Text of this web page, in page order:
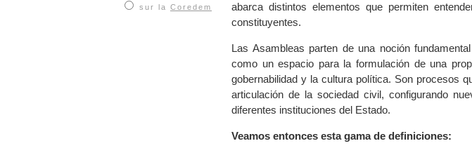
sur la Coredem
abarca distintos elementos que permiten
constituyentes.
Las Asambleas parten de una noción
como un espacio para la formulación de una
gobernabilidad y la cultura política. Son procesos
articulación de la sociedad civil, configurando
diferentes instituciones del Estado.
Veamos entonces esta gama de definiciones: